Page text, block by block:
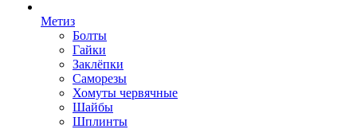
Метиз
Болты
Гайки
Заклёпки
Саморезы
Хомуты червячные
Шайбы
Шплинты